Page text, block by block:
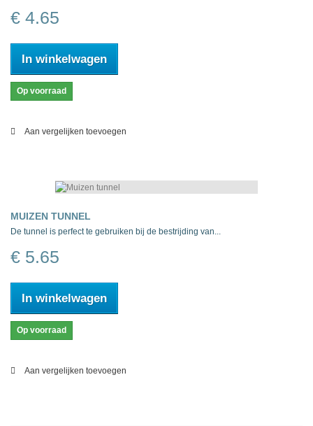
€ 4.65
In winkelwagen
Op voorraad
Aan vergelijken toevoegen
MUIZEN TUNNEL
De tunnel is perfect te gebruiken bij de bestrijding van...
€ 5.65
In winkelwagen
Op voorraad
Aan vergelijken toevoegen